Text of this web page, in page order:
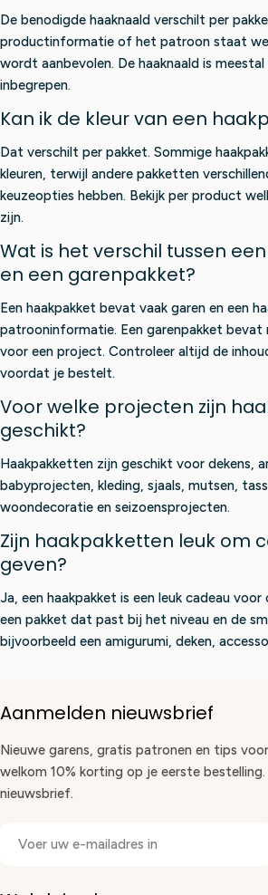
De benodigde haaknaald verschilt per
productinformatie of het patroon staat
wordt aanbevolen. De haaknaald is
inbegrepen.
Kan ik de kleur van een
Dat verschilt per pakket. Sommige
kleuren, terwijl andere pakketten
keuzeopties hebben. Bekijk per product
zijn.
Wat is het verschil tussen
en een garenpakket?
Een haakpakket bevat vaak garen en een
patrooninformatie. Een garenpakket bevat
voor een project. Controleer altijd de
voordat je bestelt.
Voor welke projecten zijn
geschikt?
Haakpakketten zijn geschikt voor dekens,
babyprojecten, kleding, sjaals, mutsen,
woondecoratie en seizoensprojecten.
Zijn haakpakketten leuk om
geven?
Ja, een haakpakket is een leuk cadeau voor
een pakket dat past bij het niveau en de
bijvoorbeeld een amigurumi, deken,
Aanmelden nieuwsbrief
Nieuwe garens, gratis patronen en tips
welkom 10% korting op je eerste
nieuwsbrief.
mail